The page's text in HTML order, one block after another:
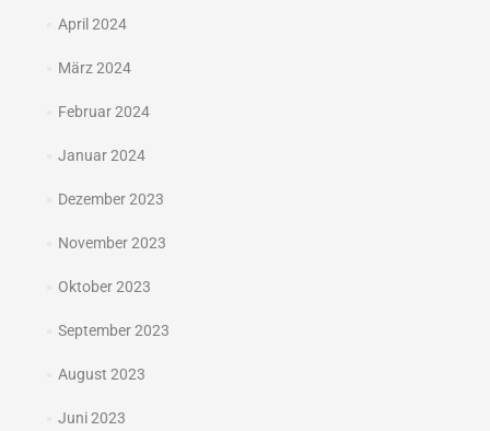
April 2024
März 2024
Februar 2024
Januar 2024
Dezember 2023
November 2023
Oktober 2023
September 2023
August 2023
Juni 2023